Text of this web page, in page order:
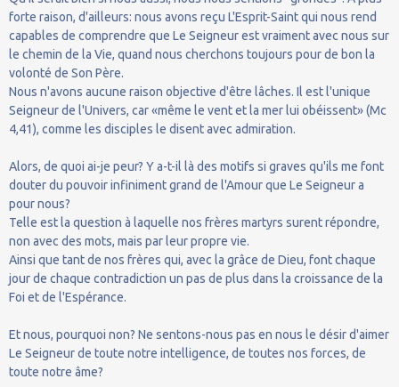
forte raison, d'ailleurs: nous avons reçu L'Esprit-Saint qui nous rend
capables de comprendre que Le Seigneur est vraiment avec nous sur
le chemin de la Vie, quand nous cherchons toujours pour de bon la
volonté de Son Père.
Nous n'avons aucune raison objective d'être lâches. Il est l'unique
Seigneur de l'Univers, car «même le vent et la mer lui obéissent» (Mc
4,41), comme les disciples le disent avec admiration.
Alors, de quoi ai-je peur? Y a-t-il là des motifs si graves qu'ils me font
douter du pouvoir infiniment grand de l'Amour que Le Seigneur a
pour nous?
Telle est la question à laquelle nos frères martyrs surent répondre,
non avec des mots, mais par leur propre vie.
Ainsi que tant de nos frères qui, avec la grâce de Dieu, font chaque
jour de chaque contradiction un pas de plus dans la croissance de la
Foi et de l'Espérance.
Et nous, pourquoi non? Ne sentons-nous pas en nous le désir d'aimer
Le Seigneur de toute notre intelligence, de toutes nos forces, de
toute notre âme?